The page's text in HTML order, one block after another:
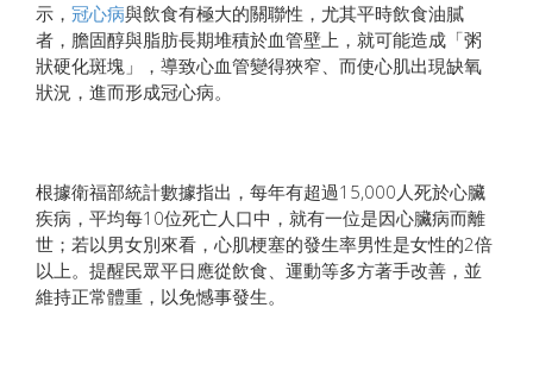
示， 冠心病與飲食有極大的關聯性，尤其平時飲食油膩
者，膽固醇與脂肪長期堆積於血管壁上，就可能造成「粥
狀硬化斑塊」，導致心血管變得狹窄、而使心肌出現缺氧
狀況，進而形成冠心病。
根據衛福部統計數據指出，每年有超過15,000人死於心臟
疾病，平均每10位死亡人口中，就有一位是因心臟病而離
世；若以男女別來看，心肌梗塞的發生率男性是女性的2倍
以上。提醒民眾平日應從飲食、運動等多方著手改善，並
維持正常體重，以免憾事發生。